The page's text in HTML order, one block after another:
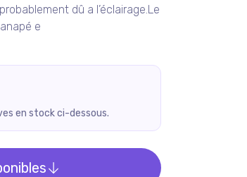
dû a l’éclairage.Le
e
en stock ci-dessous.